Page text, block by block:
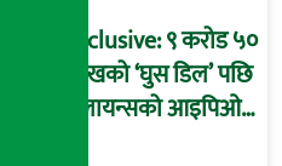
आरोप !
Exclusive: ९ करोड ५०
लाखको ‘घुस डिल’ पछि
रिलायन्सको आइपिओ